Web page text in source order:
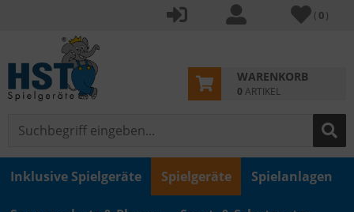
( 0)
WARENKORB
0 ARTIKEL
Inklusive Spielgeräte Spielgeräte Spielanlagen